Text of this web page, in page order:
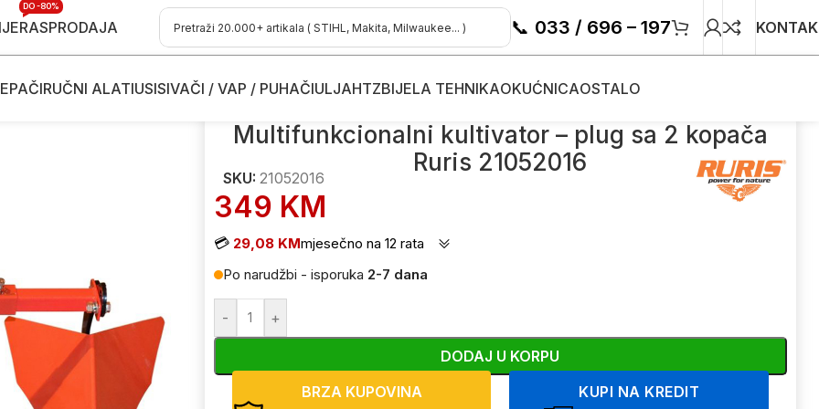
RASPRODAJA
DO -80%
📞 033 / 696 – 197
RUČNI ALATIUSISIVAČI / VAP / PUHAČIULJAHTZBIJELA TEHNIKAOKUĆNICAOSTALO
materijal za freze - kopačice Multifunkcionalni kultivator – plug sa 2 kopača Ruris 21052016
Multifunkcionalni kultivator – plug sa 2 kopača
Ruris 21052016
SKU: 21052016
349 KM
💳 29,08 KMmjesečno na 12 rata
Po narudžbi - isporuka 2-7 dana
- +
DODAJ U KORPU
BRZA KUPOVINA
KUPI NA KREDIT